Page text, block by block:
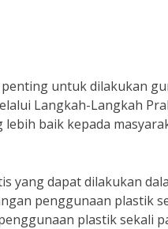
untuk dilakukan
Langkah-Langkah
baik kepada
yang dapat dilakukan
penggunaan plastik
plastik sekali